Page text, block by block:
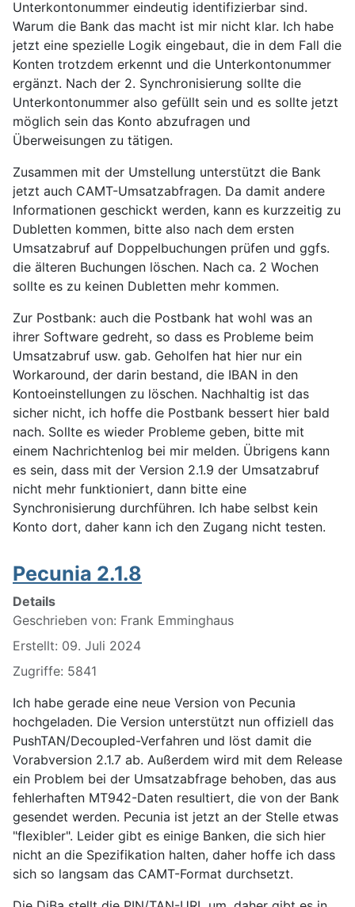
Unterkontonummer eindeutig identifizierbar sind.
Warum die Bank das macht ist mir nicht klar. Ich habe
jetzt eine spezielle Logik eingebaut, die in dem Fall die
Konten trotzdem erkennt und die Unterkontonummer
ergänzt. Nach der 2. Synchronisierung sollte die
Unterkontonummer also gefüllt sein und es sollte jetzt
möglich sein das Konto abzufragen und
Überweisungen zu tätigen.
Zusammen mit der Umstellung unterstützt die Bank
jetzt auch CAMT-Umsatzabfragen. Da damit andere
Informationen geschickt werden, kann es kurzzeitig zu
Dubletten kommen, bitte also nach dem ersten
Umsatzabruf auf Doppelbuchungen prüfen und ggfs.
die älteren Buchungen löschen. Nach ca. 2 Wochen
sollte es zu keinen Dubletten mehr kommen.
Zur Postbank: auch die Postbank hat wohl was an
ihrer Software gedreht, so dass es Probleme beim
Umsatzabruf usw. gab. Geholfen hat hier nur ein
Workaround, der darin bestand, die IBAN in den
Kontoeinstellungen zu löschen. Nachhaltig ist das
sicher nicht, ich hoffe die Postbank bessert hier bald
nach. Sollte es wieder Probleme geben, bitte mit
einem Nachrichtenlog bei mir melden. Übrigens kann
es sein, dass mit der Version 2.1.9 der Umsatzabruf
nicht mehr funktioniert, dann bitte eine
Synchronisierung durchführen. Ich habe selbst kein
Konto dort, daher kann ich den Zugang nicht testen.
Pecunia 2.1.8
Details
Geschrieben von: Frank Emminghaus
Erstellt: 09. Juli 2024
Zugriffe: 5841
Ich habe gerade eine neue Version von Pecunia
hochgeladen. Die Version unterstützt nun offiziell das
PushTAN/Decoupled-Verfahren und löst damit die
Vorabversion 2.1.7 ab. Außerdem wird mit dem Release
ein Problem bei der Umsatzabfrage behoben, das aus
fehlerhaften MT942-Daten resultiert, die von der Bank
gesendet werden. Pecunia ist jetzt an der Stelle etwas
"flexibler". Leider gibt es einige Banken, die sich hier
nicht an die Spezifikation halten, daher hoffe ich dass
sich so langsam das CAMT-Format durchsetzt.